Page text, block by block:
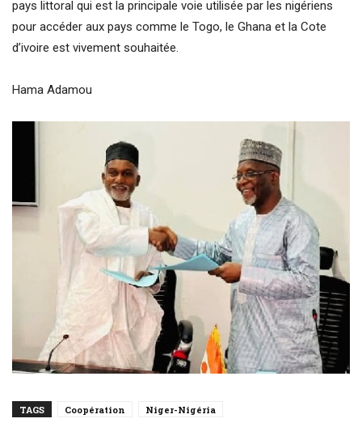
pays littoral qui est la principale voie utilisée par les nigériens
pour accéder aux pays comme le Togo, le Ghana et la Cote
d’ivoire est vivement souhaitée.
Hama Adamou
TAGS Coopération Niger-Nigéria